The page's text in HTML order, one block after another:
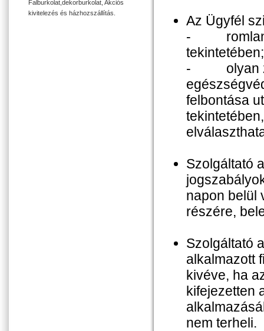
Falburkolat,dekorburkolat, Akciós
kivitelezés és házhozszállítás.
Az Ügyfél
- romlandó
tekintetében;
- olyan
felbontása
Szolgáltató
napon belül
részére,
Szolgáltató
alkalmazott
kivéve, ha
kifejezetten
nem terheli.